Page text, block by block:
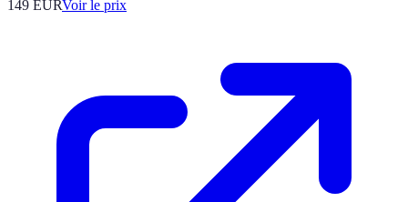
149 EURVoir le prix